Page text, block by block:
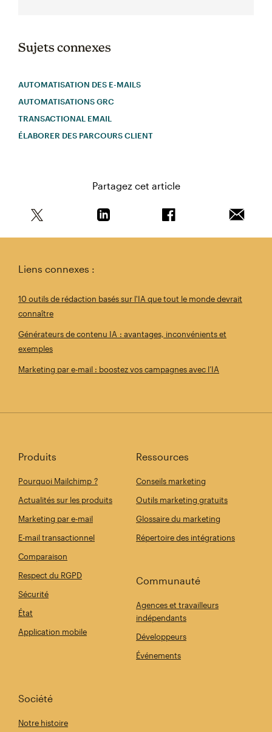
Sujets connexes
AUTOMATISATION DES E-MAILS
AUTOMATISATIONS GRC
TRANSACTIONAL EMAIL
ÉLABORER DES PARCOURS CLIENT
Partagez cet article
Liens connexes :
10 outils de rédaction basés sur l'IA que tout le monde devrait
connaître
Générateurs de contenu IA : avantages, inconvénients et
exemples
Marketing par e-mail : boostez vos campagnes avec l’IA
Produits
Pourquoi Mailchimp ?
Actualités sur les produits
Marketing par e-mail
E-mail transactionnel
Comparaison
Respect du RGPD
Sécurité
État
Application mobile
Ressources
Conseils marketing
Outils marketing gratuits
Glossaire du marketing
Répertoire des intégrations
Communauté
Agences et travailleurs
indépendants
Développeurs
Événements
Société
Notre histoire